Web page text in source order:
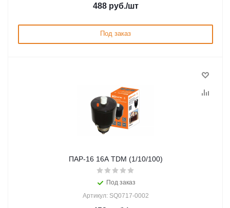
488руб./шт
Под заказ
ПАР-16 16А TDM (1/10/100)
Под заказ
Артикул: SQ0717-0002